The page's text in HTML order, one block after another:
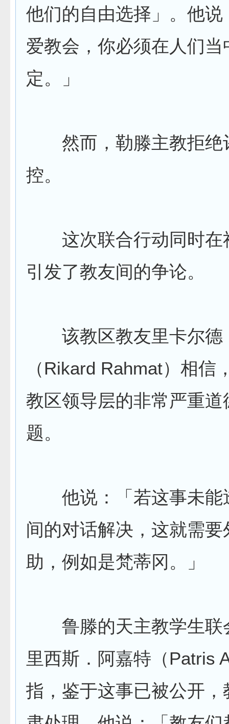
他们的自由选择」。他说
爱教会，你必须在人们当
定。」
然而，勒滕主教拒绝
控。
这次联合行动同时在
引发了教友间的争论。
该教区教友里卡尔德
（Rikard Rahmat）相信
教区领导层的非常严重道
题。
他说：「若这事未能
间的对话解决，这就需要
助，例如是梵蒂冈。」
鲁滕的天主教学生联
里西斯．阿嘉特（Patris
指，鉴于这事已被公开，